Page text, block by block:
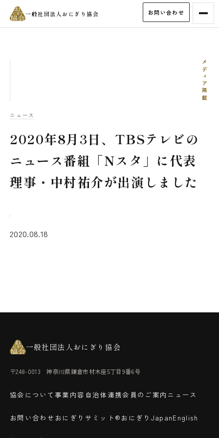
一般社団法人おにぎり協会 お問い合わせ
メディア掲載
ニュース
2020年8月3日、TBSテレビの
ニュース番組「Nスタ」に代表
理事・中村祐介が出演しました
2020.08.18
一般社団法人おにぎり協会
〒248-0013 神奈川県鎌倉市材木座5丁目9番6号
協会について事業内容 自治体連携会員のご案内 ニュース
お問い合わせ おにぎりサミット® おにぎりJapanEnglish